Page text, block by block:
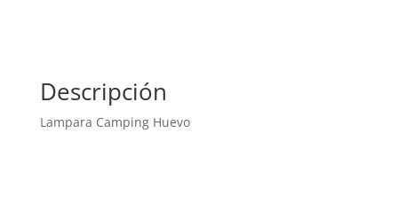
Descripción
Lampara Camping Huevo